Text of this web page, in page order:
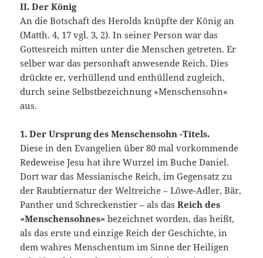
II. Der König
An die Botschaft des Herolds knüpfte der König an
(Matth. 4, 17 vgl. 3, 2). In seiner Person war das
Gottesreich mitten unter die Menschen getreten. Er
selber war das personhaft anwesende Reich. Dies
drückte er, verhül­lend und enthüllend zugleich,
durch seine Selbstbezeichnung »Menschensohn«
aus.
1. Der Ursprung des Menschensohn -Titels.
Diese in den Evangelien über 80 mal vorkommende
Redeweise Jesu hat ihre Wurzel im Buche Daniel.
Dort war das Messianische Reich, im Gegensatz zu
der Raubtiernatur der Weltreiche – Löwe-Adler, Bär,
Panther und Schreckenstier – als dasReich des
»Men­schensohnes« bezeichnet worden, das heißt,
als das erste und einzige Reich der Geschichte, in
dem wahres Menschentum im Sinne der Heiligen